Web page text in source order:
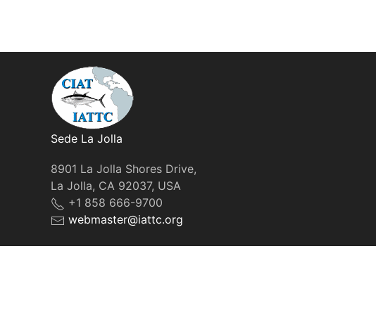
Sede La Jolla
8901 La Jolla Shores Drive,
La Jolla, CA 92037, USA
+1 858 666-9700
webmaster@iattc.org